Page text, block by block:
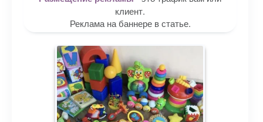
клиент.
Реклама на баннере в статье.